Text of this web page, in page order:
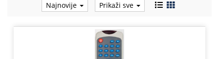
Najnovije
Prikaži sve